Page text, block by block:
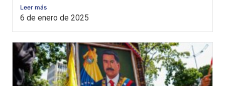
Leer más
6 de enero de 2025